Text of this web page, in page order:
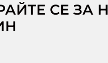
СЕ ЗА